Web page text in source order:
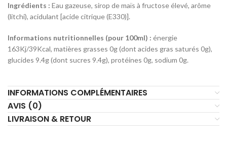
Ingrédients : Eau gazeuse, sirop de maïs à fructose élevé, arôme
(litchi), acidulant [acide citrique (E330)].
Informations nutritionnelles (pour 100ml) : énergie
163Kj/39Kcal, matières grasses 0g (dont acides gras saturés 0g),
glucides 9.4g (dont sucres 9.4g), protéines 0g, sodium 0g.
INFORMATIONS COMPLÉMENTAIRES
AVIS (0)
LIVRAISON & RETOUR